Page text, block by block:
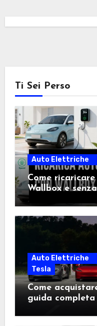
Ti Sei Perso
Auto Elettriche
Come
Wallbox e
scegliere la
Auto Elettriche
Tesla
Come
guida